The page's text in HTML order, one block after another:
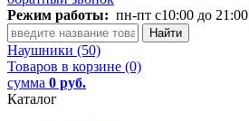
Режим работы: пн-пт с10:00 до 21:00
Наушники (50)
Товаров в корзине (0)
сумма 0 руб.
Каталог